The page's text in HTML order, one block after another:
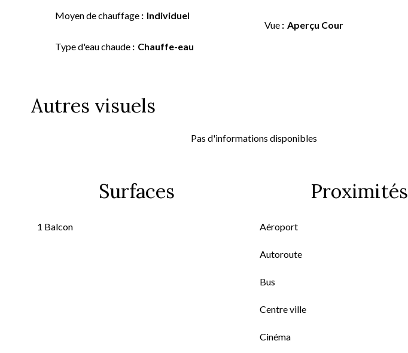
Moyen de chauffage Individuel
Type d'eau chaude Chauffe-eau
Vue Aperçu Cour
Autres visuels
Pas d'informations disponibles
Surfaces
1 Balcon
Proximités
Aéroport
Autoroute
Bus
Centre ville
Cinéma